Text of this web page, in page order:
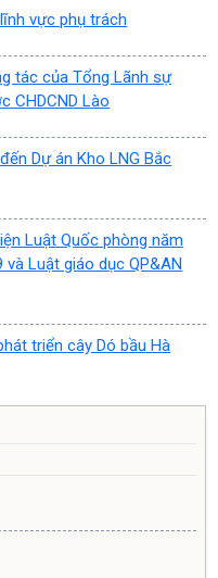
vực phụ trách
tác của Tổng Lãnh sự
CHDCND Lào
Dự án Kho LNG Bắc
Luật Quốc phòng năm
Luật giáo dục QP&AN
triển cây Dó bầu Hà